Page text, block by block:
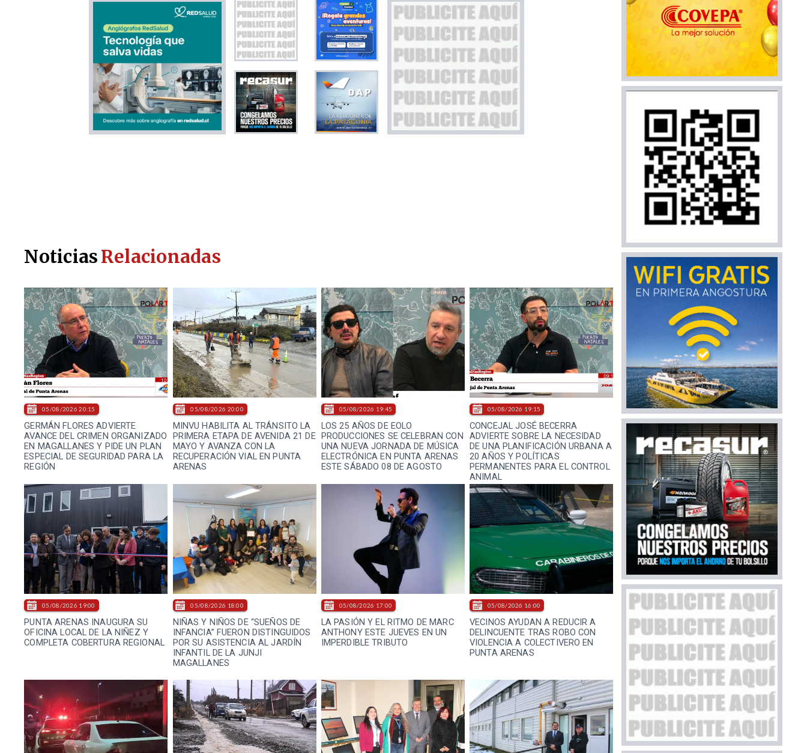
GERMÁN FLORES ADVIERTE
AVANCE DEL CRIMEN ORGANIZADO
EN MAGALLANES Y PIDE UN PLAN
ESPECIAL DE SEGURIDAD PARA LA
REGIÓN
05/08/2026 20:15
MINVU HABILITA AL TRÁNSITO LA
PRIMERA ETAPA DE AVENIDA 21 DE
MAYO Y AVANZA CON LA
RECUPERACIÓN VIAL EN PUNTA
ARENAS
05/08/2026 20:00
LOS 25 AÑOS DE EOLO
PRODUCCIONES SE CELEBRAN CON
UNA NUEVA JORNADA DE MÚSICA
ELECTRÓNICA EN PUNTA ARENAS
ESTE SÁBADO 08 DE AGOSTO
05/08/2026 19:45
CONCEJAL JOSÉ BECERRA
ADVIERTE SOBRE LA NECESIDAD
DE UNA PLANIFICACIÓN URBANA A
20 AÑOS Y POLÍTICAS
PERMANENTES PARA EL CONTROL
ANIMAL
05/08/2026 19:15
PUNTA ARENAS INAUGURA SU
OFICINA LOCAL DE LA NIÑEZ Y
COMPLETA COBERTURA REGIONAL
05/08/2026 19:00
NIÑAS Y NIÑOS DE “SUEÑOS DE
INFANCIA” FUERON DISTINGUIDOS
POR SU ASISTENCIA AL JARDÍN
INFANTIL DE LA JUNJI
MAGALLANES
05/08/2026 18:00
LA PASIÓN Y EL RITMO DE MARC
ANTHONY ESTE JUEVES EN UN
IMPERDIBLE TRIBUTO
05/08/2026 17:00
VECINOS AYUDAN A REDUCIR A
DELINCUENTE TRAS ROBO CON
VIOLENCIA A COLECTIVERO EN
PUNTA ARENAS
05/08/2026 16:00
NoticiasRelacionadas